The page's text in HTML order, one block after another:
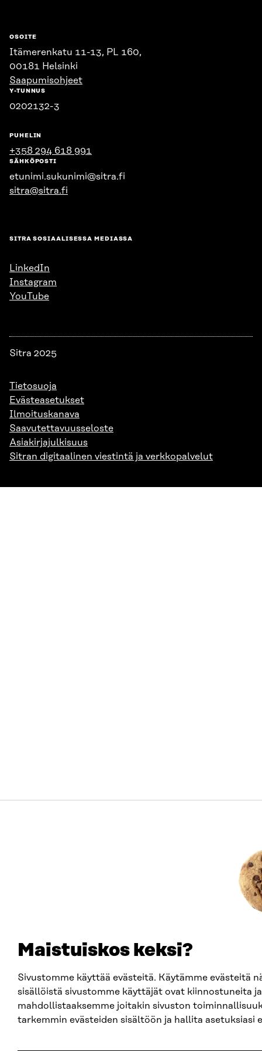
Maistuiskos keksi?
Sivustomme käyttää evästeitä. Käytämme evästeitä
sisällöistä sivustomme käyttäjät ovat kiinnostuneita ja
mahdollistaaksemme joitakin sivuston
tarkemmin evästeiden sisältöön ja hallita asetuksiasi
OSOITE
Itämerenkatu 11-13, PL 160,
00181 Helsinki
Saapumisohjeet
Y-TUNNUS
0202132-3
PUHELIN
+358 294 618 991
SÄHKÖPOSTI
etunimi.sukunimi@sitra.fi
sitra@sitra.fi
SITRA SOSIAALISESSA MEDIASSA
LinkedIn
Instagram
YouTube
Sitra 2025
Tietosuoja
Evästeasetukset
Ilmoituskanava
Saavutettavuusseloste
Asiakirjajulkisuus
Sitran digitaalinen viestintä ja verkkopalvelut